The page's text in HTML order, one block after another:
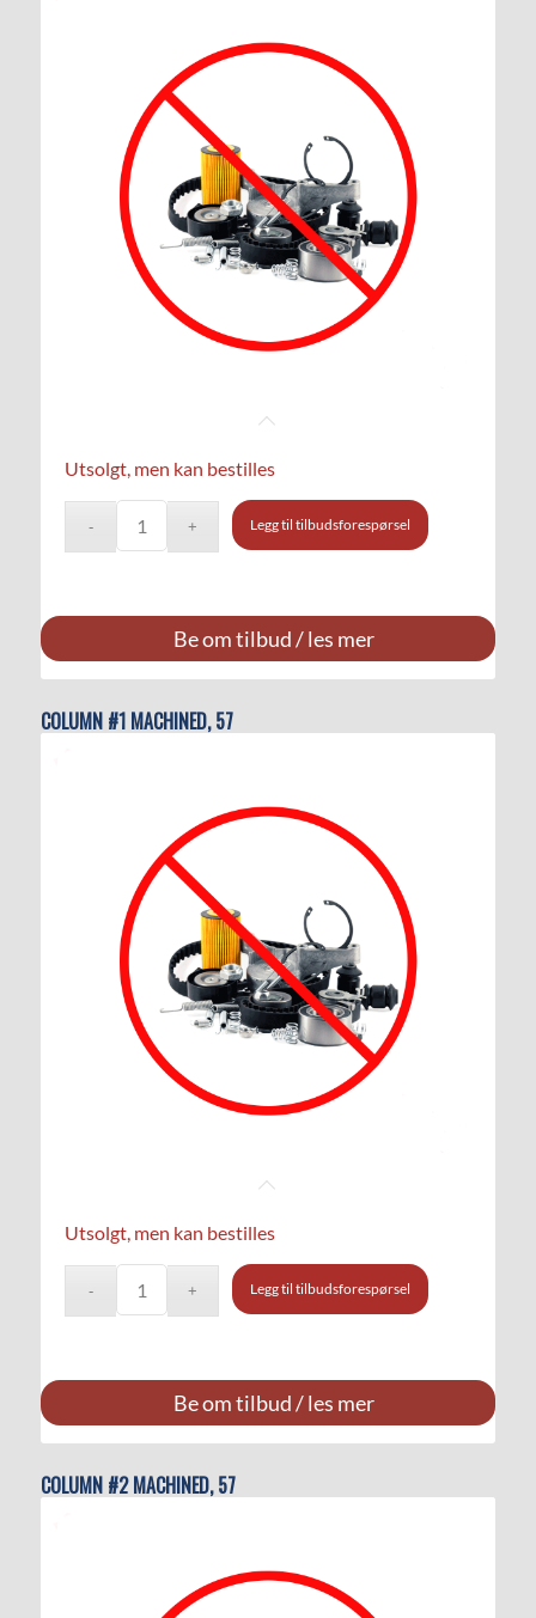
Utsolgt, men kan bestilles
Legg til tilbudsforespørsel
Be om tilbud / les mer
COLUMN #1 MACHINED, 57
Utsolgt, men kan bestilles
Legg til tilbudsforespørsel
Be om tilbud / les mer
COLUMN #2 MACHINED, 57